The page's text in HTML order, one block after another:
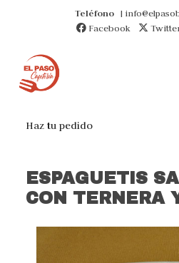
Teléfono|
Facebook
Haz tu pedido
ESPAGUETIS
CON TERNERA